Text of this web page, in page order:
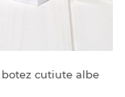
cutiute albe